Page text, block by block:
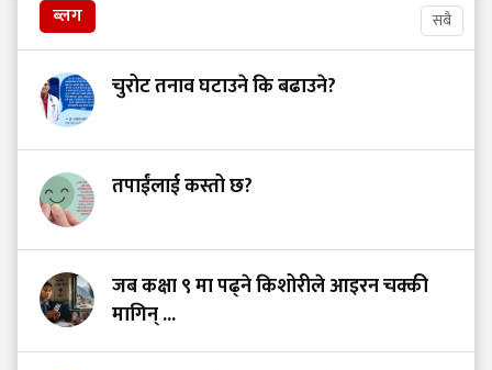
ब्लग सबै
चुरोट तनाव घटाउने कि बढाउने?
तपाईंलाई कस्तो छ?
जब कक्षा ९ मा पढ्ने किशोरीले आइरन चक्की
मागिन् ...